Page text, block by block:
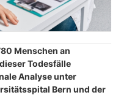
Menschen an
Todesfälle
Analyse unter
Bern und der